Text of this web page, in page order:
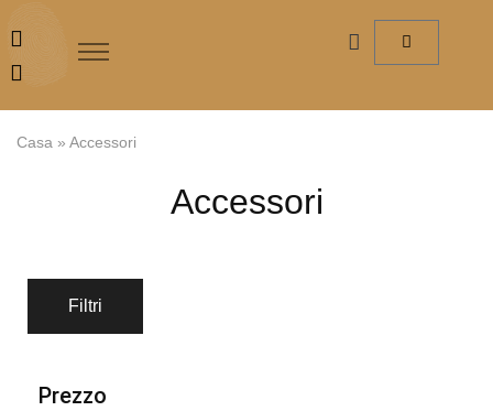
Casa » Accessori
Accessori
Filtri
Prezzo